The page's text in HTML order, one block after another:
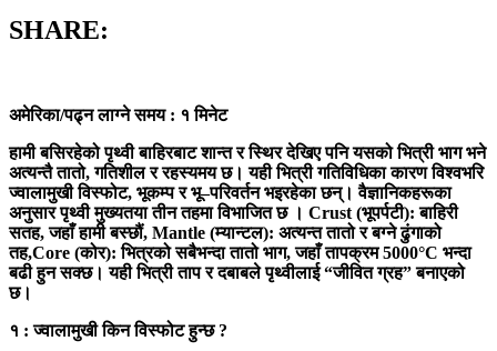
SHARE:
अमेरिका/पढ्न लाग्ने समय : १ मिनेट
हामी बसिरहेको पृथ्वी बाहिरबाट शान्त र स्थिर देखिए पनि यसको भित्री भाग भने
अत्यन्तै तातो, गतिशील र रहस्यमय छ। यही भित्री गतिविधिका कारण विश्वभरि
ज्वालामुखी विस्फोट, भूकम्प र भू–परिवर्तन भइरहेका छन्।वैज्ञानिकहरूका
अनुसार पृथ्वी मुख्यतया तीन तहमा विभाजित छ । Crust (भूपर्पटी): बाहिरी
सतह, जहाँ हामी बस्छौं, Mantle (म्यान्टल): अत्यन्त तातो र बग्ने ढुंगाको
तह,Core (कोर): भित्रको सबैभन्दा तातो भाग, जहाँ तापक्रम 5000°C भन्दा
बढी हुन सक्छ।यही भित्री ताप र दबाबले पृथ्वीलाई “जीवित ग्रह” बनाएको
छ।
१ : ज्वालामुखी किन विस्फोट हुन्छ ?